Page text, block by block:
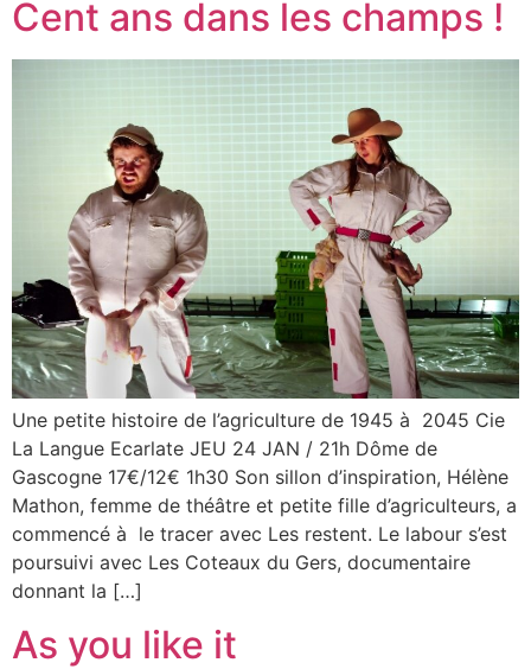
Cent ans dans les champs !
Une petite histoire de l’agriculture de 1945 à 2045 Cie
La Langue Ecarlate JEU 24 JAN / 21h Dôme de
Gascogne 17€/12€ 1h30 Son sillon d’inspiration, Hélène
Mathon, femme de théâtre et petite fille d’agriculteurs, a
commencé à le tracer avec Les restent. Le labour s’est
poursuivi avec Les Coteaux du Gers, documentaire
donnant la […]
As you like it